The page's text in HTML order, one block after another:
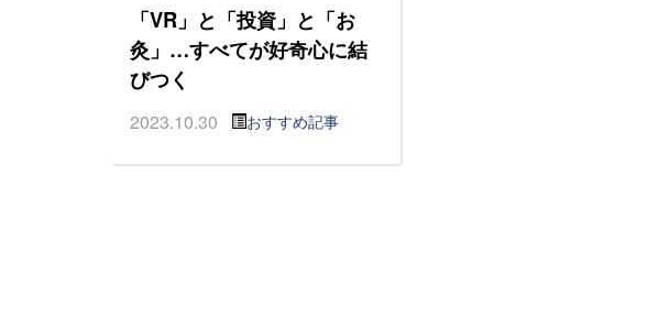
「VR」と「投資」と「お
灸」…すべてが好奇心に結
びつく
2023.10.30 おすすめ記事